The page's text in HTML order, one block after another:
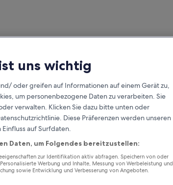
uns wichtig
oder greifen auf Informationen auf einem Gerät zu,
um personenbezogene Daten zu verarbeiten. Sie
verwalten. Klicken Sie dazu bitte unten oder
Diese Präferenzen werden unseren
auf Surfdaten.
Daten, um Folgendes bereitzustellen:
zur Identifikation aktiv abfragen. Speichern von oder
Werbung und Inhalte, Messung von Werbeleistung und
sowie Entwicklung und Verbesserung von Angeboten.